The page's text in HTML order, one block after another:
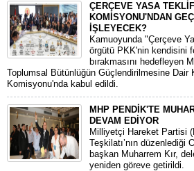
ÇERÇEVE YASA
KOMİSYONU'NDAN
İŞLEYECEK?
​Kamuoyunda "Çerçeve
örgütü PKK'nin kendisini
bırakmasını hedefleyen
Toplumsal Bütünlüğün Güçlendirilmesine Dair
Komisyonu'nda kabul edildi.
MHP PENDİK'TE
DEVAM EDİYOR
​Milliyetçi Hareket Partisi
Teşkilatı’nın düzenlediği
başkan Muharrem Kır,
yeniden göreve getirildi.